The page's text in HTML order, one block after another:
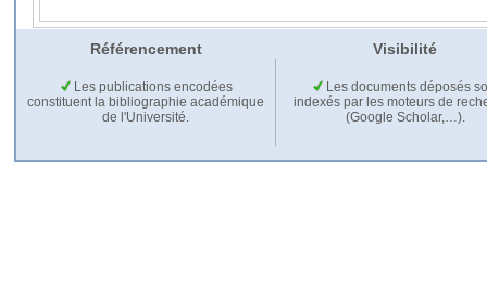
Référencement Visibilité
Les publications encodées
constituent la bibliographie académique
de l'Université.
Les documents déposés
indexés par les moteurs de
(Google Scholar,…).